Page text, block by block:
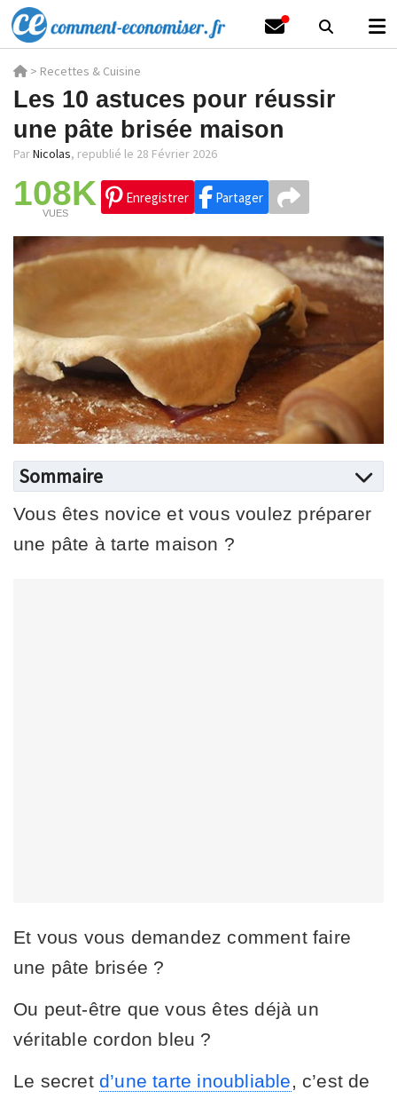
> Recettes & Cuisine
Les 10 astuces pour réussir
une pâte brisée maison
ParNicolas, republié le 28 Février 2026
108K
VUES
Enregistrer Partager
Sommaire
Vous êtes novice et vous voulez préparer
une pâte à tarte maison ?
Et vous vous demandez comment faire
une pâte brisée ?
Ou peut-être que vous êtes déjà un
véritable cordon bleu ?
Le secret d’une tarte inoubliable , c’est de